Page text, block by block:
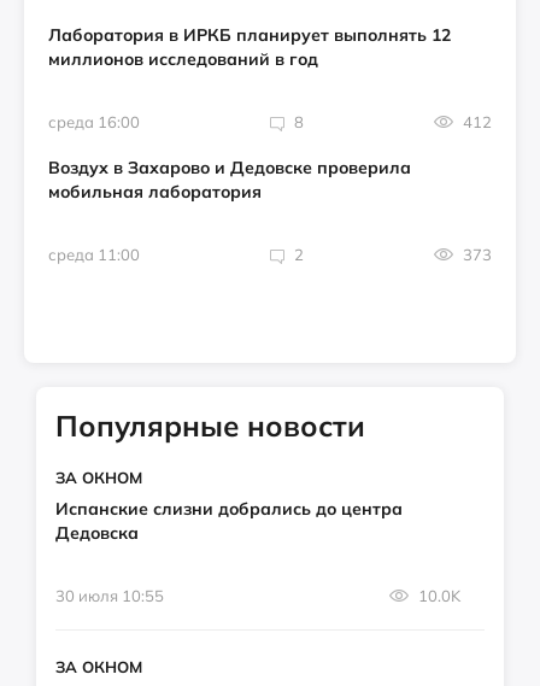
Лаборатория в ИРКБ планирует выполнять 12
миллионов исследований в год
среда 16:00 8 412
Воздух в Захарово и Дедовске проверила
мобильная лаборатория
среда 11:00 2 373
Популярные новости
ЗА ОКНОМ
Испанские слизни добрались до центра
Дедовска
30 июля 10:55 10.0K
ЗА ОКНОМ